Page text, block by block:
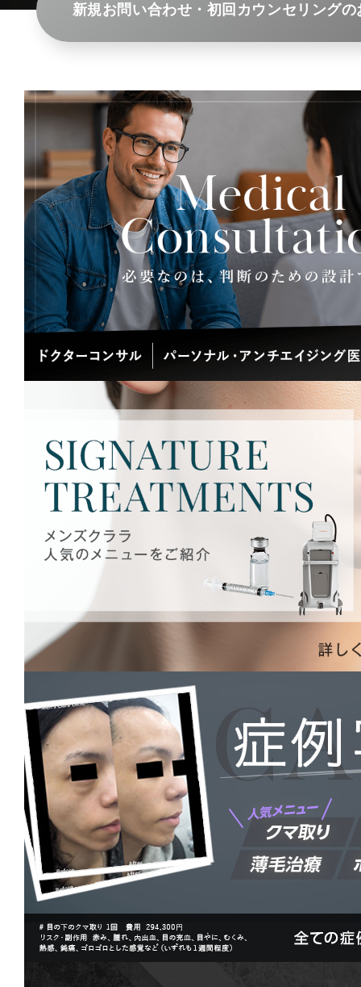
新規お問い合わせ・初回カウンセリングの